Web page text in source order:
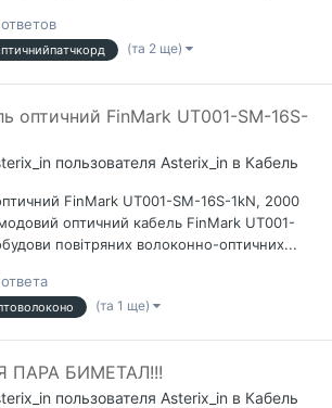
(та 2 ще)
оптичний FinMark UT001-SM-16S-
пользователя Asterix_in в Кабель
FinMark UT001-SM-16S-1kN, 2000
оптичний кабель FinMark UT001-
повітряних волоконно-оптичних...
(та 1 ще)
ПАРА БИМЕТАЛ!!!
пользователя Asterix_in в Кабель